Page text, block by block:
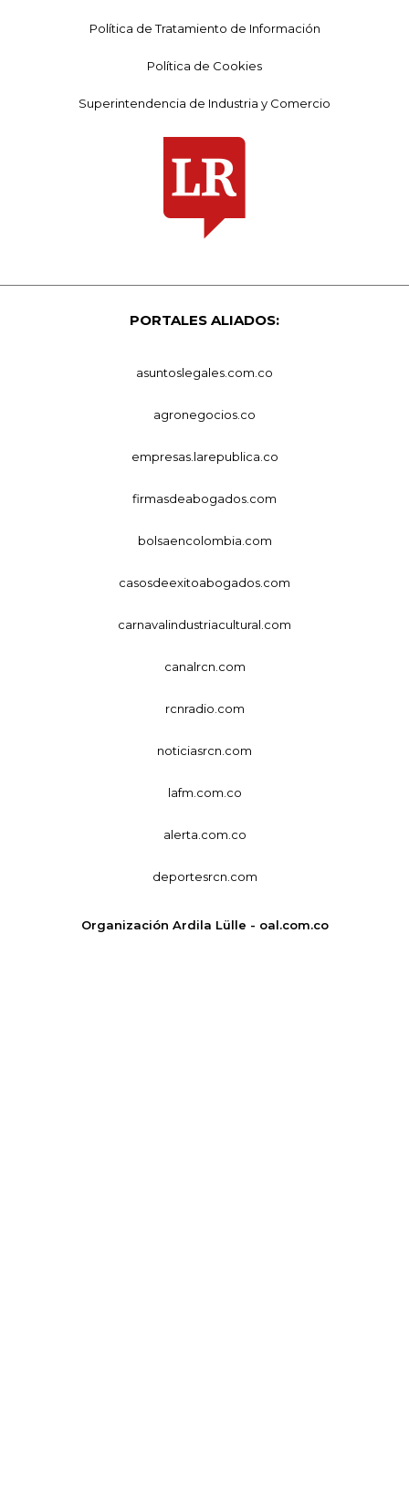
Política de Tratamiento de Información
Política de Cookies
Superintendencia de Industria y Comercio
PORTALES ALIADOS:
asuntoslegales.com.co
agronegocios.co
empresas.larepublica.co
firmasdeabogados.com
bolsaencolombia.com
casosdeexitoabogados.com
carnavalindustriacultural.com
canalrcn.com
rcnradio.com
noticiasrcn.com
lafm.com.co
alerta.com.co
deportesrcn.com
Organización Ardila Lülle - oal.com.co